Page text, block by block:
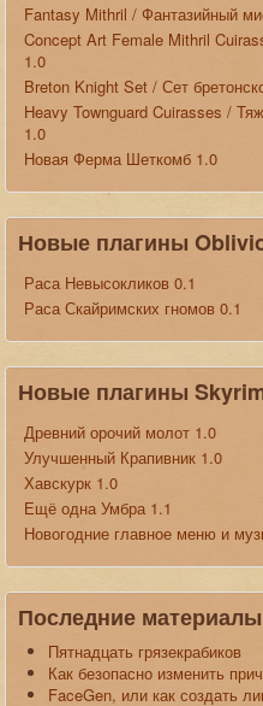
Fantasy Mithril / Фантазийный
Concept Art Female Mithril
1.0
Breton Knight Set / Сет
Heavy Townguard Cuirasses /
1.0
Новая Ферма Шеткомб 1.0
Новые плагины
Раса Невысокликов 0.1
Раса Скайримских гномов 0.1
Новые плагины
Древний орочий молот 1.0
Улучшенный Крапивник 1.0
Хавскурк 1.0
Ещё одна Умбра 1.1
Новогодние главное меню и
Последние материалы
Пятнадцать грязекрабиков
Как безопасно изменить
FaceGen, или как создать